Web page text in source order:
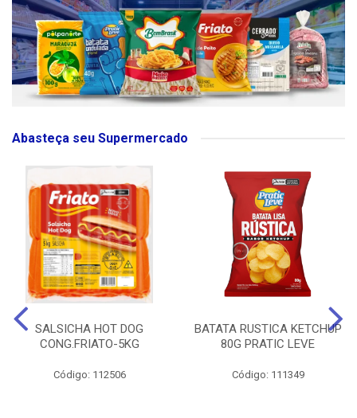
Abasteça seu Supermercado
SALSICHA HOT DOG
CONG.FRIATO-5KG
Código: 112506
BATATA RUSTICA KETCHUP
80G PRATIC LEVE
Código: 111349